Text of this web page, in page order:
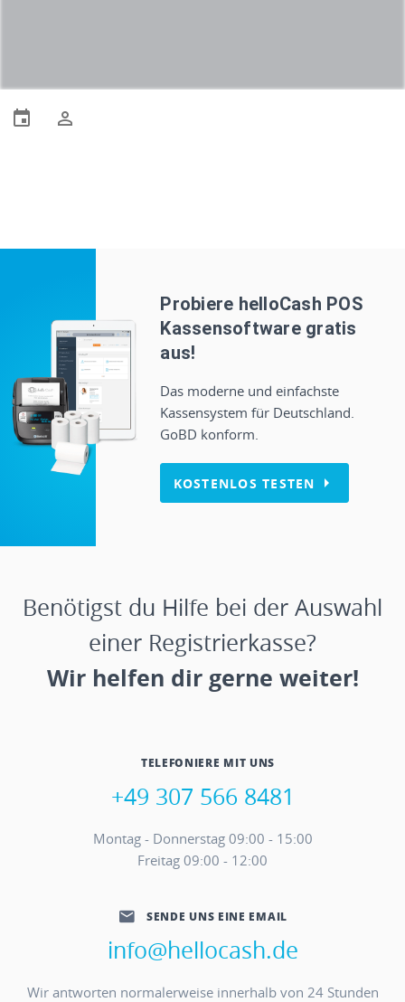
Probiere helloCash POS
Kassensoftware gratis
aus!
Das moderne und einfachste
Kassensystem für Deutschland.
GoBD konform.
KOSTENLOS TESTEN
Benötigst du Hilfe bei der Auswahl
einer Registrierkasse?
Wir helfen dir gerne weiter!
TELEFONIERE MIT UNS
+49 307 566 8481
Montag - Donnerstag 09:00 - 15:00
Freitag 09:00 - 12:00
SENDE UNS EINE EMAIL
info@hellocash.de
Wir antworten normalerweise innerhalb von 24 Stunden